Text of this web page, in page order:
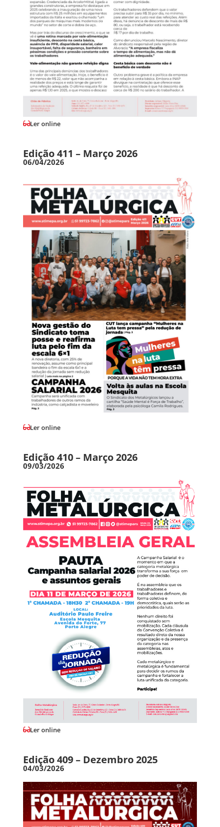
Ler online
Edição 411 – Março 2026
06/04/2026
Ler online
Edição 410 – Março 2026
09/03/2026
Ler online
Edição 409 – Dezembro 2025
04/03/2026